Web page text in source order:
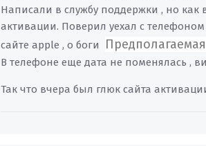
Написали в службу поддержки , но как
активации. Поверил уехал с
сайте apple , о боги
В телефоне еще дата не поменялась ,
Так что вчера был глюк сайта